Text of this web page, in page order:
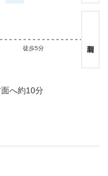
徒歩5分
へ約10分